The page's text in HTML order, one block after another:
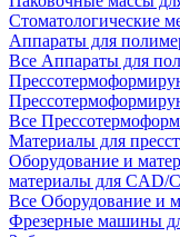
Стоматологические
Аппараты для
Все Аппараты для
Все
Материалы для
Оборудование и
материалы для CAD/
Все Оборудование и
Фрезерные машины